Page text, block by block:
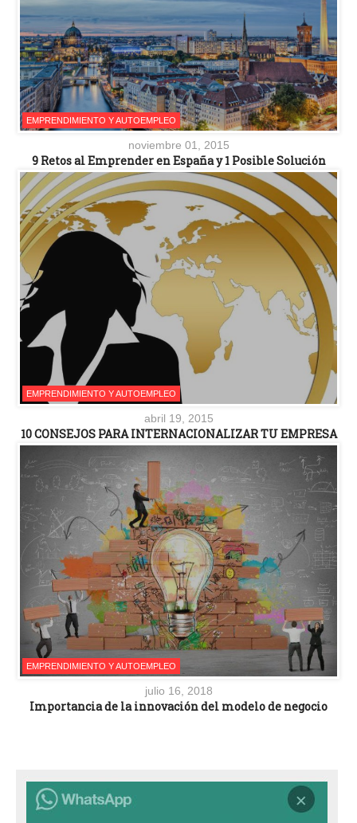
EMPRENDIMIENTO Y AUTOEMPLEO
noviembre 01, 2015
9 Retos al Emprender en España y 1 Posible Solución
EMPRENDIMIENTO Y AUTOEMPLEO
abril 19, 2015
10 CONSEJOS PARA INTERNACIONALIZAR TU EMPRESA
EMPRENDIMIENTO Y AUTOEMPLEO
julio 16, 2018
Importancia de la innovación del modelo de negocio